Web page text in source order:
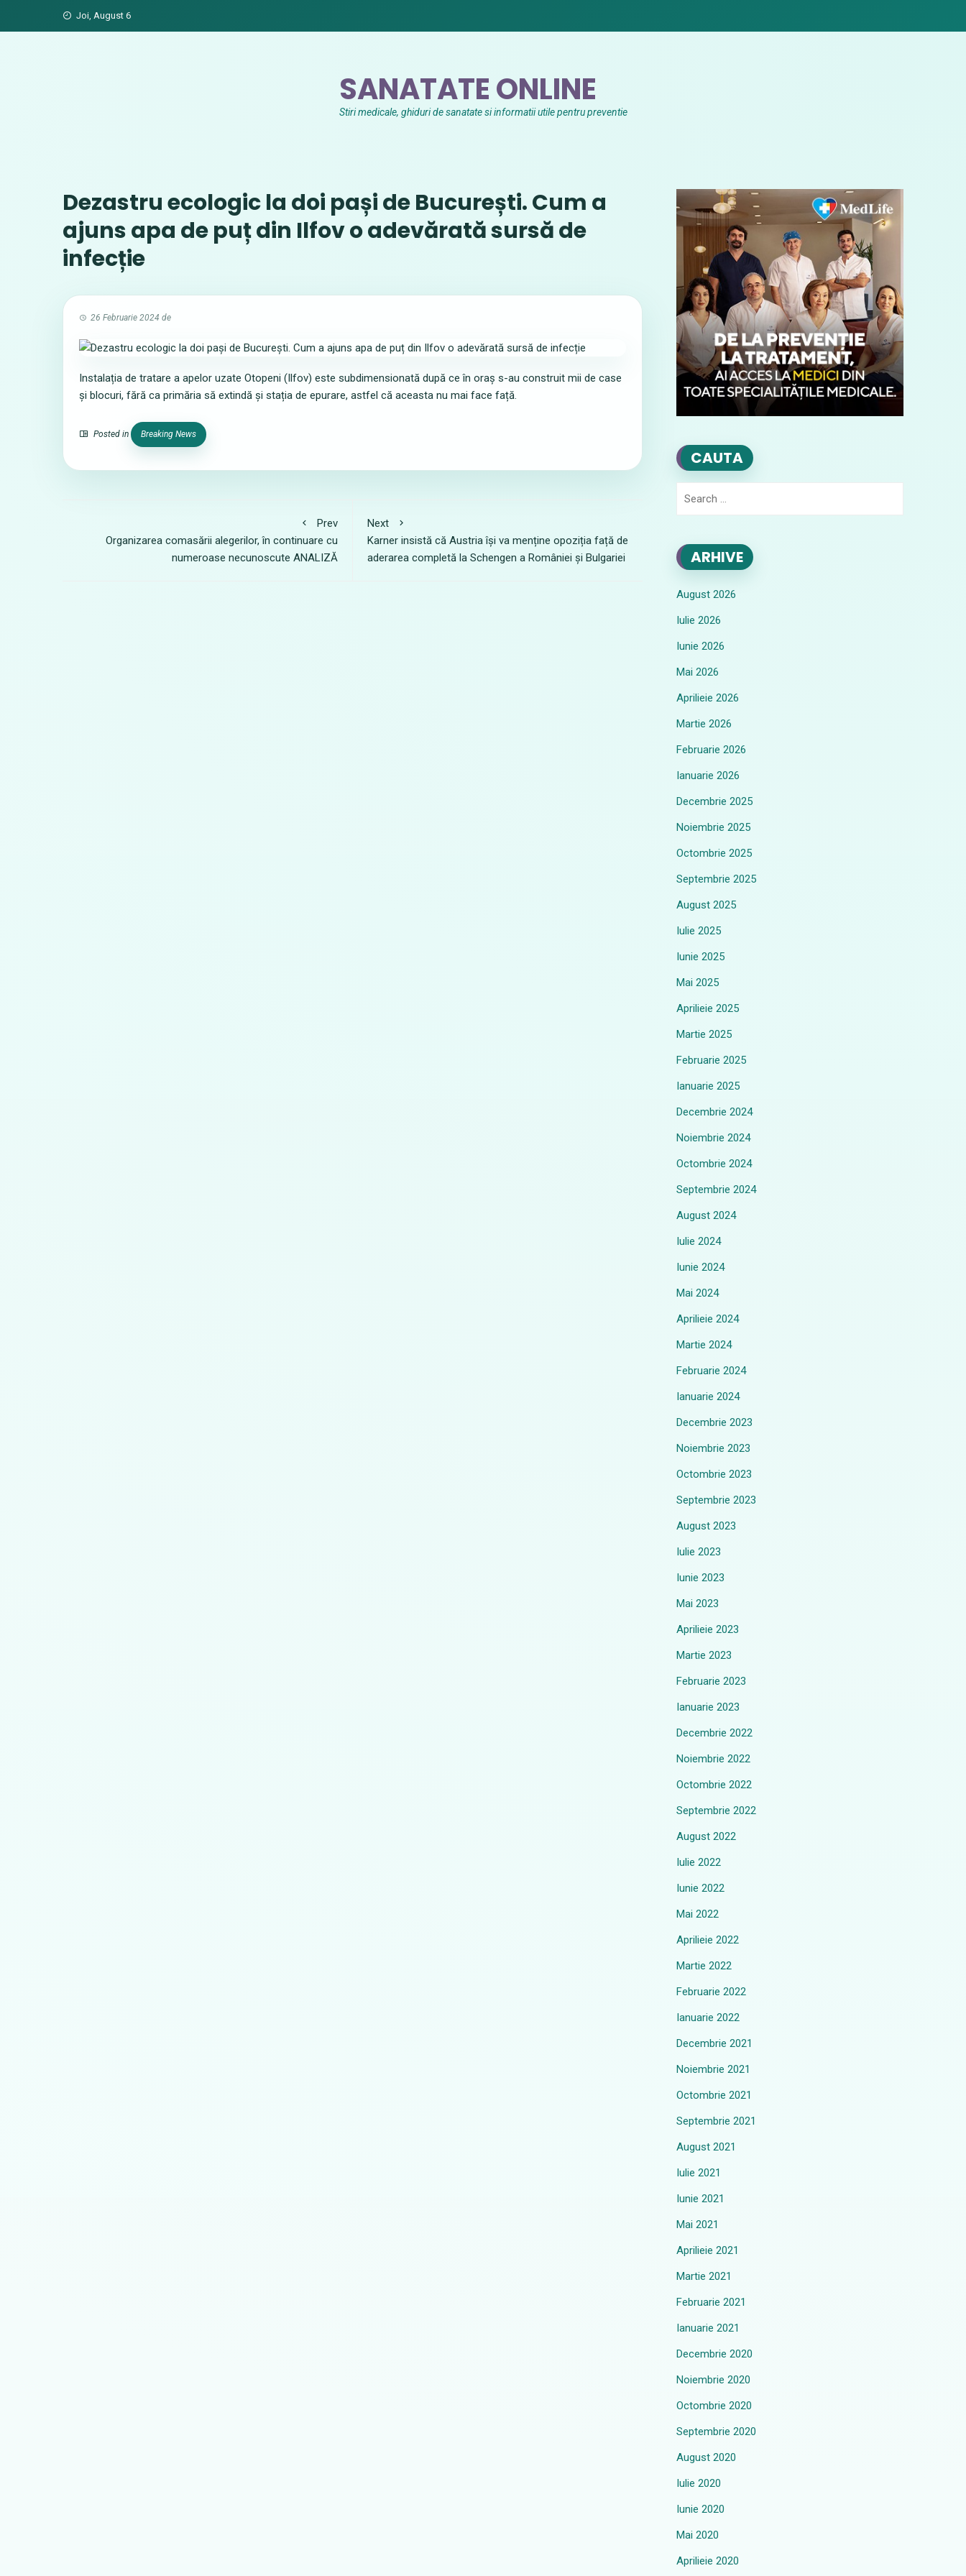
Joi, August 6
SANATATE ONLINE
Stiri medicale, ghiduri de sanatate si informatii utile pentru preventie
Dezastru ecologic la doi pași de București. Cum a
ajuns apa de puț din Ilfov o adevărată sursă de
infecție
26 Februarie 2024 de
Instalația de tratare a apelor uzate Otopeni (Ilfov) este subdimensionată după ce în oraș s-au construit mii de case
și blocuri, fără ca primăria să extindă și stația de epurare, astfel că aceasta nu mai face față.
Posted in Breaking News
Prev
Organizarea comasării alegerilor, în continuare cu
numeroase necunoscute ANALIZĂ
Next
Karner insistă că Austria își va menține opoziția față de
aderarea completă la Schengen a României și Bulgariei
CAUTA
ARHIVE
August 2026
Iulie 2026
Iunie 2026
Mai 2026
Aprilieie 2026
Martie 2026
Februarie 2026
Ianuarie 2026
Decembrie 2025
Noiembrie 2025
Octombrie 2025
Septembrie 2025
August 2025
Iulie 2025
Iunie 2025
Mai 2025
Aprilieie 2025
Martie 2025
Februarie 2025
Ianuarie 2025
Decembrie 2024
Noiembrie 2024
Octombrie 2024
Septembrie 2024
August 2024
Iulie 2024
Iunie 2024
Mai 2024
Aprilieie 2024
Martie 2024
Februarie 2024
Ianuarie 2024
Decembrie 2023
Noiembrie 2023
Octombrie 2023
Septembrie 2023
August 2023
Iulie 2023
Iunie 2023
Mai 2023
Aprilieie 2023
Martie 2023
Februarie 2023
Ianuarie 2023
Decembrie 2022
Noiembrie 2022
Octombrie 2022
Septembrie 2022
August 2022
Iulie 2022
Iunie 2022
Mai 2022
Aprilieie 2022
Martie 2022
Februarie 2022
Ianuarie 2022
Decembrie 2021
Noiembrie 2021
Octombrie 2021
Septembrie 2021
August 2021
Iulie 2021
Iunie 2021
Mai 2021
Aprilieie 2021
Martie 2021
Februarie 2021
Ianuarie 2021
Decembrie 2020
Noiembrie 2020
Octombrie 2020
Septembrie 2020
August 2020
Iulie 2020
Iunie 2020
Mai 2020
Aprilieie 2020